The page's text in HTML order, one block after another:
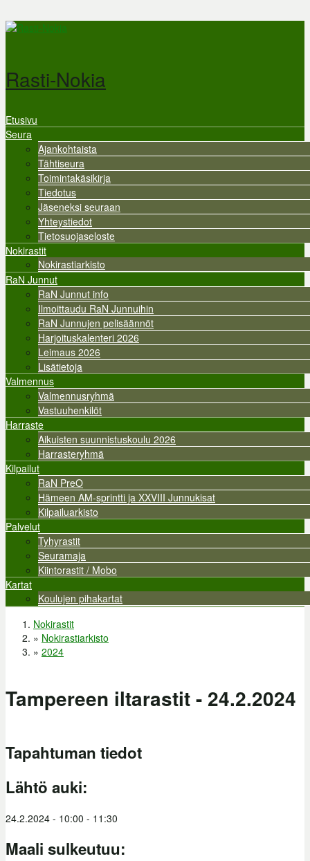
Hyppää pääsisältöön
Rasti-Nokia
Valikko
Etusivu
Seura
Ajankohtaista
Tähtiseura
Toimintakäsikirja
Tiedotus
Jäseneksi seuraan
Yhteystiedot
Tietosuojaseloste
Nokirastit
Nokirastiarkisto
RaN Junnut
RaN Junnut info
Ilmoittaudu RaN Junnuihin
RaN Junnujen pelisäännöt
Harjoituskalenteri 2026
Leimaus 2026
Lisätietoja
Valmennus
Valmennusryhmä
Vastuuhenkilöt
Harraste
Aikuisten suunnistuskoulu 2026
Harrasteryhmä
Kilpailut
RaN PreO
Hämeen AM-sprintti ja XXVIII Junnukisat
Kilpailuarkisto
Palvelut
Tyhyrastit
Seuramaja
Kiintorastit / Mobo
Kartat
Koulujen pihakartat
Olet täällä
Nokirastit
» Nokirastiarkisto
» 2024
Tampereen iltarastit - 24.2.2024
Tapahtuman tiedot
Lähtö auki:
24.2.2024 - 10:00 - 11:30
Maali sulkeutuu: